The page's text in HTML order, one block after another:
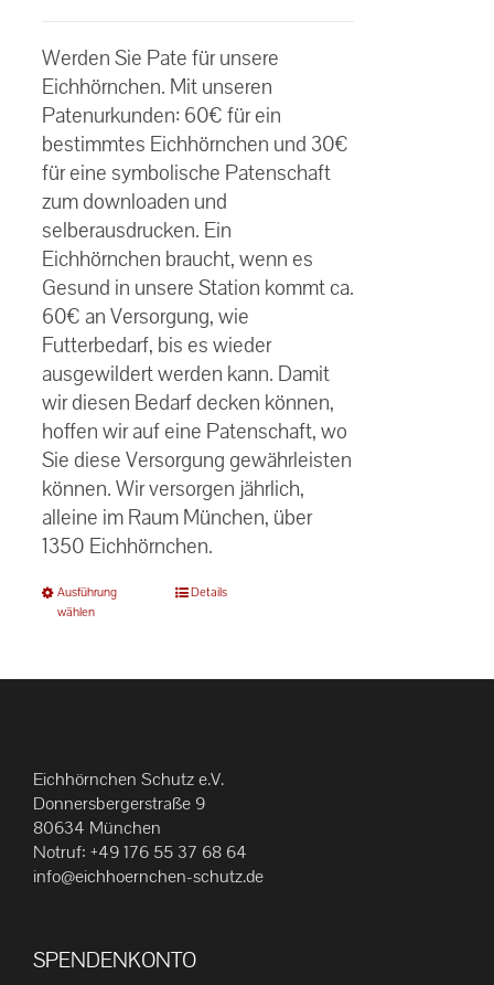
Werden Sie Pate für unsere
Eichhörnchen. Mit unseren
Patenurkunden: 60€ für ein
bestimmtes Eichhörnchen und 30€
für eine symbolische Patenschaft
zum downloaden und
selberausdrucken. Ein
Eichhörnchen braucht, wenn es
Gesund in unsere Station kommt ca.
60€ an Versorgung, wie
Futterbedarf, bis es wieder
ausgewildert werden kann. Damit
wir diesen Bedarf decken können,
hoffen wir auf eine Patenschaft, wo
Sie diese Versorgung gewährleisten
können. Wir versorgen jährlich,
alleine im Raum München, über
1350 Eichhörnchen.
Ausführung
wählen
Dieses
mehrere
Die
Optionen
auf
der
werden
Details
Eichhörnchen Schutz e.V.
Donnersbergerstraße 9
80634 München
Notruf: +49 176 55 37 68 64
info@eichhoernchen-schutz.de
SPENDENKONTO